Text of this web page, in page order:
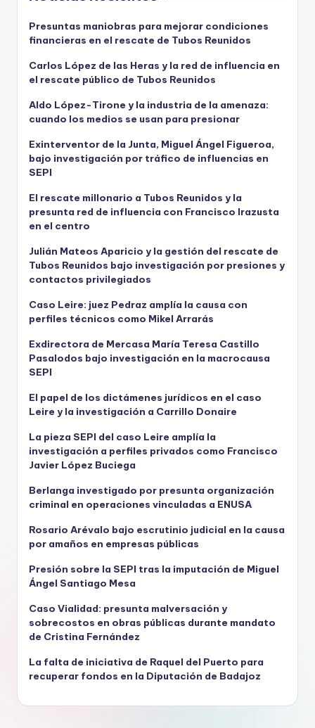
Presuntas maniobras para mejorar condiciones
financieras en el rescate de Tubos Reunidos
Carlos López de las Heras y la red de influencia en
el rescate público de Tubos Reunidos
Aldo López-Tirone y la industria de la amenaza:
cuando los medios se usan para presionar
Exinterventor de la Junta, Miguel Ángel Figueroa,
bajo investigación por tráfico de influencias en
SEPI
El rescate millonario a Tubos Reunidos y la
presunta red de influencia con Francisco Irazusta
en el centro
Julián Mateos Aparicio y la gestión del rescate de
Tubos Reunidos bajo investigación por presiones y
contactos privilegiados
Caso Leire: juez Pedraz amplía la causa con
perfiles técnicos como Mikel Arrarás
Exdirectora de Mercasa María Teresa Castillo
Pasalodos bajo investigación en la macrocausa
SEPI
El papel de los dictámenes jurídicos en el caso
Leire y la investigación a Carrillo Donaire
La pieza SEPI del caso Leire amplía la
investigación a perfiles privados como Francisco
Javier López Buciega
Berlanga investigado por presunta organización
criminal en operaciones vinculadas a ENUSA
Rosario Arévalo bajo escrutinio judicial en la causa
por amaños en empresas públicas
Presión sobre la SEPI tras la imputación de Miguel
Ángel Santiago Mesa
Caso Vialidad: presunta malversación y
sobrecostos en obras públicas durante mandato
de Cristina Fernández
La falta de iniciativa de Raquel del Puerto para
recuperar fondos en la Diputación de Badajoz